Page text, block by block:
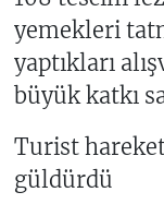
yemekleri
yaptıkları
büyük katkı
Turist
güldürdü